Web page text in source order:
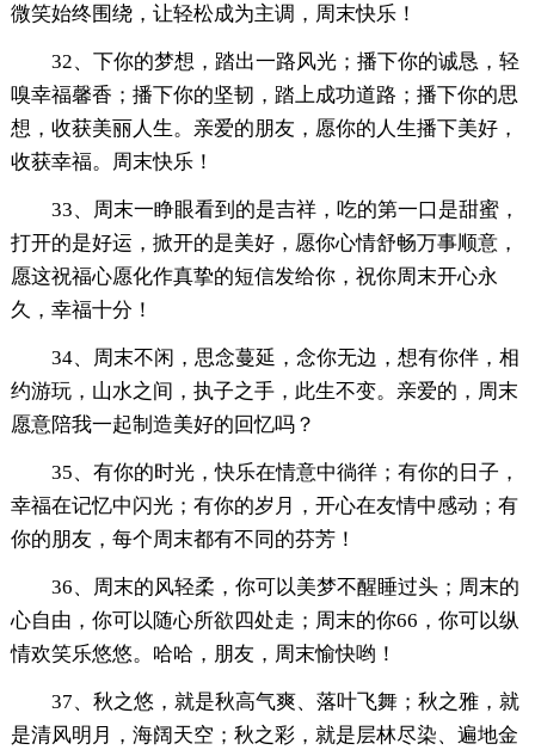
微笑始终围绕，让轻松成为主调，周末快乐！
32、下你的梦想，踏出一路风光；播下你的诚恳，轻
嗅幸福馨香；播下你的坚韧，踏上成功道路；播下你的思
想，收获美丽人生。亲爱的朋友，愿你的人生播下美好，
收获幸福。周末快乐！
33、周末一睁眼看到的是吉祥，吃的第一口是甜蜜，
打开的是好运，掀开的是美好，愿你心情舒畅万事顺意，
愿这祝福心愿化作真挚的短信发给你，祝你周末开心永
久，幸福十分！
34、周末不闲，思念蔓延，念你无边，想有你伴，相
约游玩，山水之间，执子之手，此生不变。亲爱的，周末
愿意陪我一起制造美好的回忆吗？
35、有你的时光，快乐在情意中徜徉；有你的日子，
幸福在记忆中闪光；有你的岁月，开心在友情中感动；有
你的朋友，每个周末都有不同的芬芳！
36、周末的风轻柔，你可以美梦不醒睡过头；周末的
心自由，你可以随心所欲四处走；周末的你66，你可以纵
情欢笑乐悠悠。哈哈，朋友，周末愉快哟！
37、秋之悠，就是秋高气爽、落叶飞舞；秋之雅，就
是清风明月，海阔天空；秋之彩，就是层林尽染、遍地金